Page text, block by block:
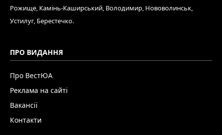
Рожище, Камінь-Каширський, Володимир, Нововолинськ,
Устилуг, Берестечко.
ПРО ВИДАННЯ
Про ВестЮА
Реклама на сайті
Вакансії
Контакти